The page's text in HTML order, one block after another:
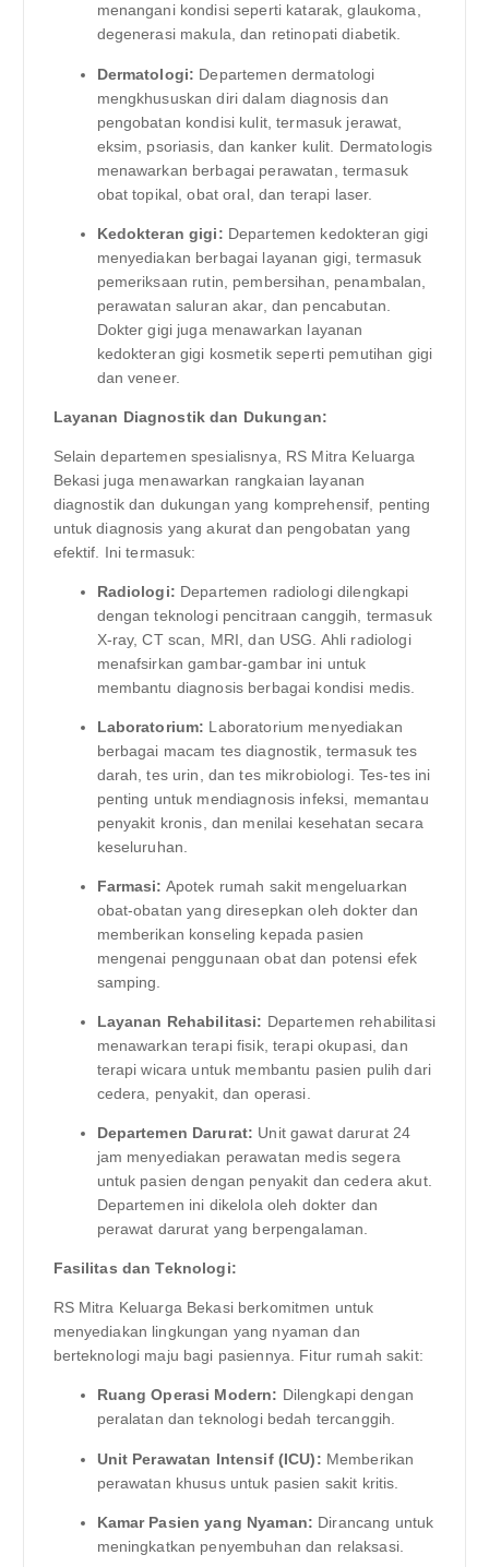
menangani kondisi seperti katarak, glaukoma,
degenerasi makula, dan retinopati diabetik.
Dermatologi: Departemen dermatologi
mengkhususkan diri dalam diagnosis dan
pengobatan kondisi kulit, termasuk jerawat,
eksim, psoriasis, dan kanker kulit. Dermatologis
menawarkan berbagai perawatan, termasuk
obat topikal, obat oral, dan terapi laser.
Kedokteran gigi: Departemen kedokteran gigi
menyediakan berbagai layanan gigi, termasuk
pemeriksaan rutin, pembersihan, penambalan,
perawatan saluran akar, dan pencabutan.
Dokter gigi juga menawarkan layanan
kedokteran gigi kosmetik seperti pemutihan gigi
dan veneer.
Layanan Diagnostik dan Dukungan:
Selain departemen spesialisnya, RS Mitra Keluarga
Bekasi juga menawarkan rangkaian layanan
diagnostik dan dukungan yang komprehensif, penting
untuk diagnosis yang akurat dan pengobatan yang
efektif. Ini termasuk:
Radiologi: Departemen radiologi dilengkapi
dengan teknologi pencitraan canggih, termasuk
X-ray, CT scan, MRI, dan USG. Ahli radiologi
menafsirkan gambar-gambar ini untuk
membantu diagnosis berbagai kondisi medis.
Laboratorium: Laboratorium menyediakan
berbagai macam tes diagnostik, termasuk tes
darah, tes urin, dan tes mikrobiologi. Tes-tes ini
penting untuk mendiagnosis infeksi, memantau
penyakit kronis, dan menilai kesehatan secara
keseluruhan.
Farmasi: Apotek rumah sakit mengeluarkan
obat-obatan yang diresepkan oleh dokter dan
memberikan konseling kepada pasien
mengenai penggunaan obat dan potensi efek
samping.
Layanan Rehabilitasi: Departemen rehabilitasi
menawarkan terapi fisik, terapi okupasi, dan
terapi wicara untuk membantu pasien pulih dari
cedera, penyakit, dan operasi.
Departemen Darurat: Unit gawat darurat 24
jam menyediakan perawatan medis segera
untuk pasien dengan penyakit dan cedera akut.
Departemen ini dikelola oleh dokter dan
perawat darurat yang berpengalaman.
Fasilitas dan Teknologi:
RS Mitra Keluarga Bekasi berkomitmen untuk
menyediakan lingkungan yang nyaman dan
berteknologi maju bagi pasiennya. Fitur rumah sakit:
Ruang Operasi Modern: Dilengkapi dengan
peralatan dan teknologi bedah tercanggih.
Unit Perawatan Intensif (ICU): Memberikan
perawatan khusus untuk pasien sakit kritis.
Kamar Pasien yang Nyaman: Dirancang untuk
meningkatkan penyembuhan dan relaksasi.